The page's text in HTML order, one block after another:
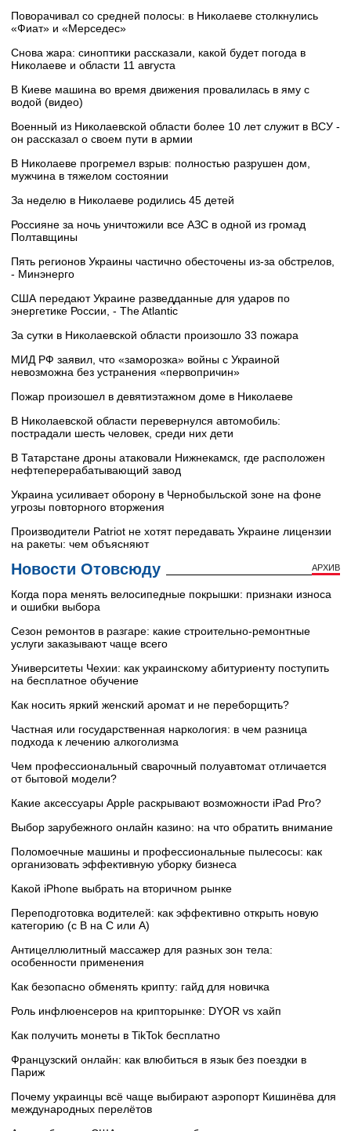
Поворачивал со средней полосы: в Николаеве столкнулись
«Фиат» и «Мерседес»
Снова жара: синоптики рассказали, какой будет погода в
Николаеве и области 11 августа
В Киеве машина во время движения провалилась в яму с
водой (видео)
Военный из Николаевской области более 10 лет служит в ВСУ -
он рассказал о своем пути в армии
В Николаеве прогремел взрыв: полностью разрушен дом,
мужчина в тяжелом состоянии
За неделю в Николаеве родились 45 детей
Россияне за ночь уничтожили все АЗС в одной из громад
Полтавщины
Пять регионов Украины частично обесточены из-за обстрелов,
- Минэнерго
США передают Украине разведданные для ударов по
энергетике России, - The Atlantic
За сутки в Николаевской области произошло 33 пожара
МИД РФ заявил, что «заморозка» войны с Украиной
невозможна без устранения «первопричин»
Пожар произошел в девятиэтажном доме в Николаеве
В Николаевской области перевернулся автомобиль:
пострадали шесть человек, среди них дети
В Татарстане дроны атаковали Нижнекамск, где расположен
нефтеперерабатывающий завод
Украина усиливает оборону в Чернобыльской зоне на фоне
угрозы повторного вторжения
Производители Patriot не хотят передавать Украине лицензии
на ракеты: чем объясняют
Новости Отовсюду АРХИВ
Когда пора менять велосипедные покрышки: признаки износа
и ошибки выбора
Сезон ремонтов в разгаре: какие строительно-ремонтные
услуги заказывают чаще всего
Университеты Чехии: как украинскому абитуриенту поступить
на бесплатное обучение
Как носить яркий женский аромат и не переборщить?
Частная или государственная наркология: в чем разница
подхода к лечению алкоголизма
Чем профессиональный сварочный полуавтомат отличается
от бытовой модели?
Какие аксессуары Apple раскрывают возможности iPad Pro?
Выбор зарубежного онлайн казино: на что обратить внимание
Поломоечные машины и профессиональные пылесосы: как
организовать эффективную уборку бизнеса
Какой iPhone выбрать на вторичном рынке
Переподготовка водителей: как эффективно открыть новую
категорию (с B на C или А)
Антицеллюлитный массажер для разных зон тела:
особенности применения
Как безопасно обменять крипту: гайд для новичка
Роль инфлюенсеров на крипторынке: DYOR vs хайп
Как получить монеты в TikTok бесплатно
Французский онлайн: как влюбиться в язык без поездки в
Париж
Почему украинцы всё чаще выбирают аэропорт Кишинёва для
международных перелётов